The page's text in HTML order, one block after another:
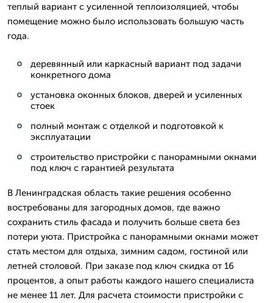
теплый вариант с усиленной теплоизоляцией, чтобы
помещение можно было использовать большую часть
года.
деревянный или каркасный вариант под задачи
конкретного дома
установка оконных блоков, дверей и усиленных
стоек
полный монтаж с отделкой и подготовкой к
эксплуатации
строительство пристройки с панорамными окнами
под ключ с гарантией результата
В Ленинградская область такие решения особенно
востребованы для загородных домов, где важно
сохранить стиль фасада и получить больше света без
потери уюта. Пристройка с панорамными окнами может
стать местом для отдыха, зимним садом, гостиной или
летней столовой. При заказе под ключ скидка от 16
процентов, а опыт работы каждого нашего специалиста
не менее 11 лет. Для расчета стоимости пристройки с